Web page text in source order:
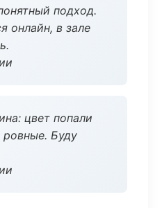
подход.
онлайн, в зале
цвет попали
ровные. Буду